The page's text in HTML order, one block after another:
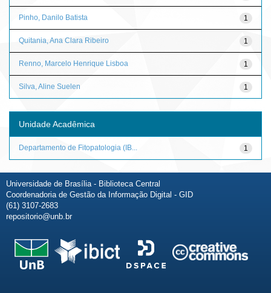
1
Pinho, Danilo Batista
1
Quitania, Ana Clara Ribeiro
1
Renno, Marcelo Henrique Lisboa
1
Silva, Aline Suelen
Unidade Acadêmica
1
Departamento de Fitopatologia (IB...
Universidade de Brasília - Biblioteca Central
Coordenadoria de Gestão da Informação Digital - GID
(61) 3107-2683
repositorio@unb.br